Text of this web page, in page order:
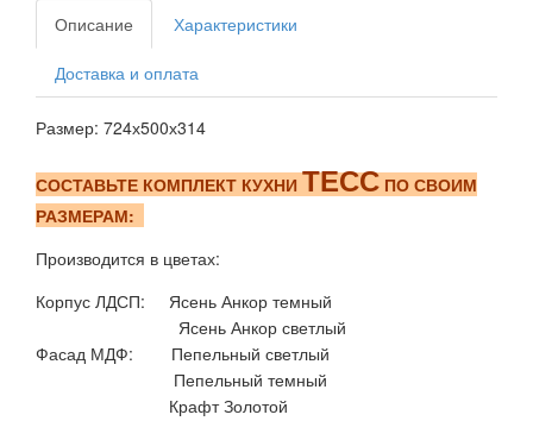
Описание Характеристики
Доставка и оплата
Размер: 724х500х314
СОСТАВЬТЕ КОМПЛЕКТ КУХНИ ТЕСС ПО СВОИМ
РАЗМЕРАМ:
Производится в цветах:
Корпус ЛДСП: Ясень Анкор темный
Ясень Анкор светлый
Фасад МДФ: Пепельный светлый
Пепельный темный
Крафт Золотой